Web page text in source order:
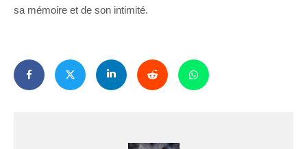
sa mémoire et de son intimité.